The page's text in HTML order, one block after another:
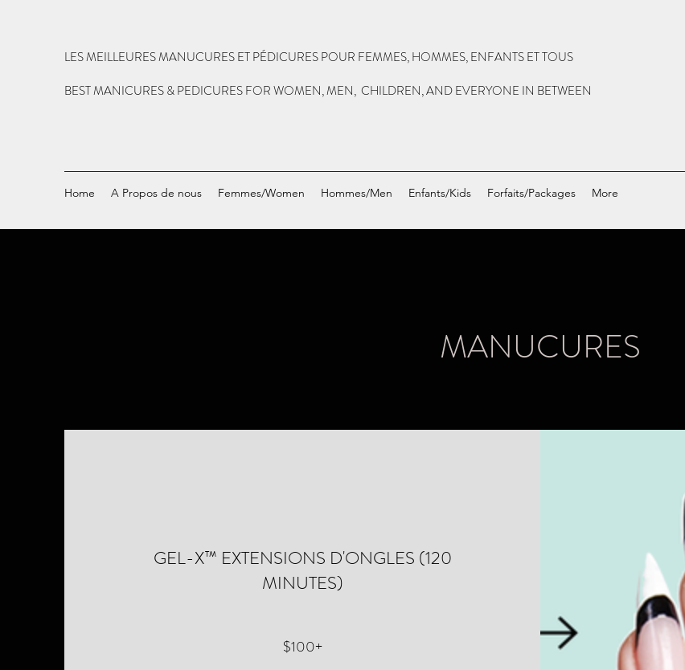
LES MEILLEURES MANUCURES ET PÉDICURES POUR FEMMES, HOMMES, ENFANTS ET TOUS
BEST MANICURES & PEDICURES FOR WOMEN, MEN, CHILDREN, AND EVERYONE IN BETWEEN
Home A Propos de nous Femmes/Women Hommes/Men Enfants/Kids Forfaits/Packages More
MANUCURES
GEL-X™ EXTENSIONS D'ONGLES (120
MINUTES)
$100+